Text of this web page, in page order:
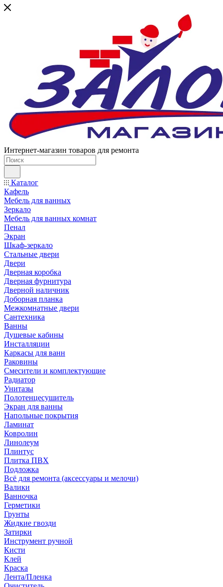
Интернет-магазин товаров для ремонта
Каталог
Кафель
Мебель для ванных
Зеркало
Мебель для ванных комнат
Пенал
Экран
Шкаф-зеркало
Стальные двери
Двери
Дверная коробка
Дверная фурнитура
Дверной наличник
Доборная планка
Межкомнатные двери
Сантехника
Ванны
Душевые кабины
Инсталляции
Каркасы для ванн
Раковины
Смесители и комплектующие
Радиатор
Унитазы
Полотенцесушитель
Экран для ванны
Напольные покрытия
Ламинат
Ковролин
Линолеум
Плинтус
Плитка ПВХ
Подложка
Всё для ремонта (аксессуары и мелочи)
Валики
Ванночка
Герметики
Грунты
Жидкие гвозди
Затирки
Инструмент ручной
Кисти
Клей
Краска
Лента/Пленка